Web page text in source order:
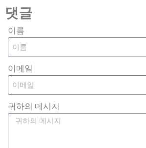
댓글
이름
이메일
귀하의 메시지